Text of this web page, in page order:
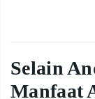
Selain
Manfaat